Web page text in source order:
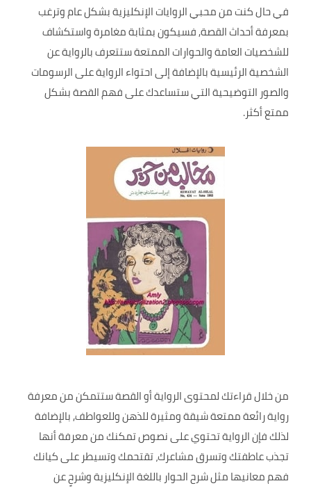
في حال كنت من محبي الروايات الإنكليزية بشكل عام وترغب
بمعرفة أحداث القصة, فسيكون بمثابة مغامرة واستكشاف
للشخصيات العامة والحوارات الممتعة ستتعرف بالرواية عن
الشخصية الرئيسية بالإضافة إلى احتواء الرواية على الرسومات
والصور التوضيحية التي ستساعدك على فهم القصة بشكل
ممتع أكثر.
من خلال قراءتك لمحتوى الرواية أو القصة ستتمكن من معرفة
رواية رائعة ممتعة شيقة ومثيرة للذهن وللعواطف, بالإضافة
لذلك فإن الرواية تحتوي على نصوص تمكنك من معرفة أنها
تجذب عاطفتك وتسرق مشاعرك، تقتحمك وتسيطر على كيانك
فهم معانيها مثل شرح الحوار باللغة الإنكليزية وشرحٍ عن